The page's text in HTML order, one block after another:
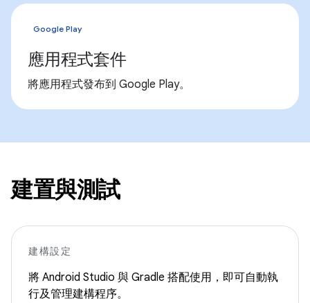
Google Play
應用程式套件
將應用程式發布到 Google Play。
建置與測試
建構設定
將 Android Studio 與 Gradle 搭配使用，即可自動執
行及管理建構程序。